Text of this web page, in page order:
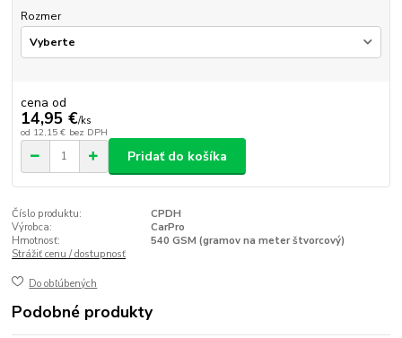
Rozmer
cena od
14,95 €/ks
od 12,15 € bez DPH
Pridať do košíka
Číslo produktu:
CPDH
Výrobca:
CarPro
Hmotnosť:
540 GSM (gramov na meter štvorcový)
Strážiť cenu / dostupnosť
Do obľúbených
Podobné produkty